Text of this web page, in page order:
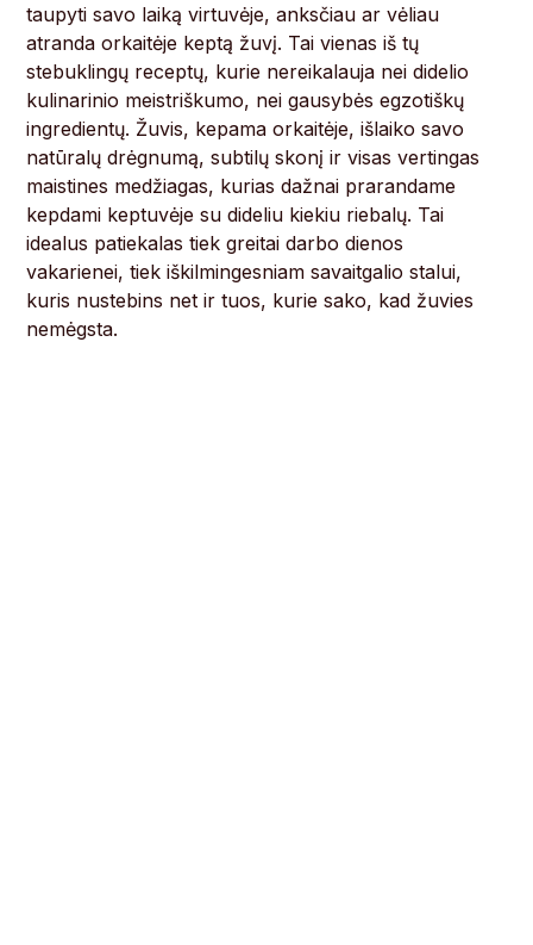
taupyti savo laiką virtuvėje, anksčiau ar vėliau
atranda orkaitėje keptą žuvį. Tai vienas iš tų
stebuklingų receptų, kurie nereikalauja nei didelio
kulinarinio meistriškumo, nei gausybės egzotiškų
ingredientų. Žuvis, kepama orkaitėje, išlaiko savo
natūralų drėgnumą, subtilų skonį ir visas vertingas
maistines medžiagas, kurias dažnai prarandame
kepdami keptuvėje su dideliu kiekiu riebalų. Tai
idealus patiekalas tiek greitai darbo dienos
vakarienei, tiek iškilmingesniam savaitgalio stalui,
kuris nustebins net ir tuos, kurie sako, kad žuvies
nemėgsta.